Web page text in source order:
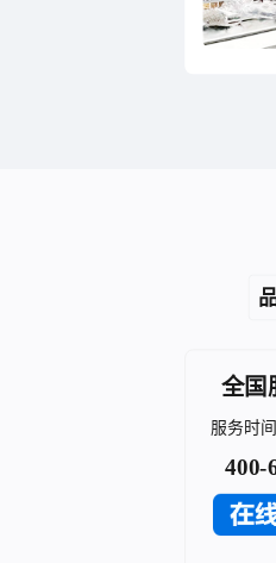
全国
服务时
400-